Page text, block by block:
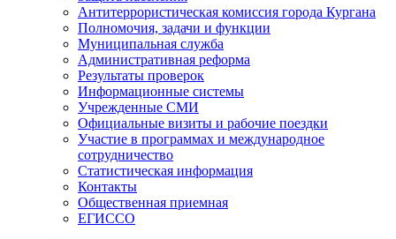
Антитеррористическая комиссия города Кургана
Полномочия, задачи и функции
Муниципальная служба
Административная реформа
Результаты проверок
Информационные системы
Учрежденные СМИ
Официальные визиты и рабочие поездки
Участие в программах и международное
сотрудничество
Статистическая информация
Контакты
Общественная приемная
ЕГИССО